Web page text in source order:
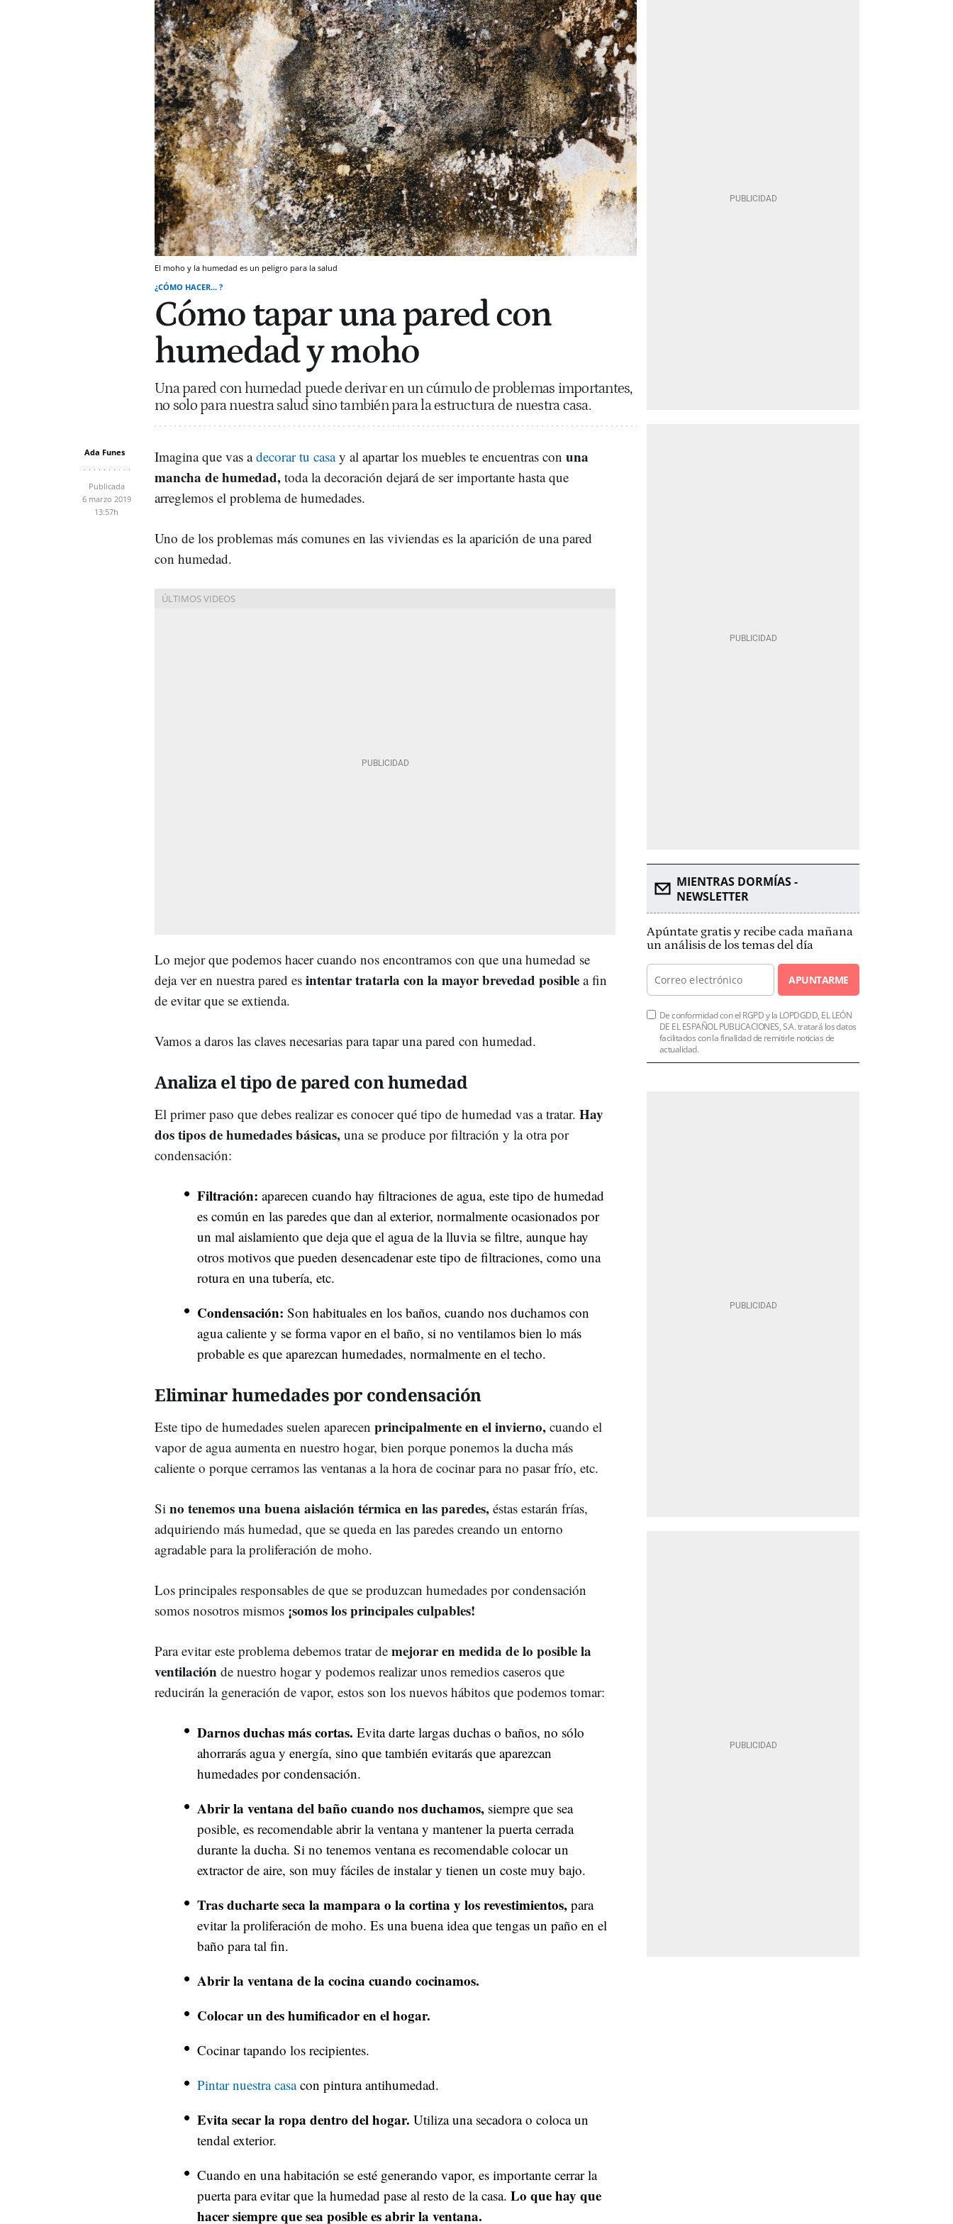
El moho y la humedad es un peligro para la salud
¿CÓMO HACER... ?
Cómo tapar una pared con
humedad y moho
Una pared con humedad puede derivar en un cúmulo de problemas importantes,
no solo para nuestra salud sino también para la estructura de nuestra casa.
Ada Funes
Publicada
6 marzo 2019
13:57h
Imagina que vas adecorar tu casay al apartar los muebles te encuentras con una
mancha de humedad, toda la decoración dejará de ser importante hasta que
arreglemos el problema de humedades.
Uno de los problemas más comunes en las viviendas es la aparición de una pared
con humedad.
Lo mejor que podemos hacer cuando nos encontramos con que una humedad se
deja ver en nuestra pared es intentar tratarla con la mayor brevedad posible a fin
de evitar que se extienda.
Vamos a daros las claves necesarias para tapar una pared con humedad.
Analiza el tipo de pared con humedad
El primer paso que debes realizar es conocer qué tipo de humedad vas a tratar. Hay
dos tipos de humedades básicas, una se produce por filtración y la otra por
condensación:
Filtración: aparecen cuando hay filtraciones de agua, este tipo de humedad
es común en las paredes que dan al exterior, normalmente ocasionados por
un mal aislamiento que deja que el agua de la lluvia se filtre, aunque hay
otros motivos que pueden desencadenar este tipo de filtraciones, como una
rotura en una tubería, etc.
Condensación: Son habituales en los baños, cuando nos duchamos con
agua caliente y se forma vapor en el baño, si no ventilamos bien lo más
probable es que aparezcan humedades, normalmente en el techo.
Eliminar humedades por condensación
Este tipo de humedades suelen aparecen principalmente en el invierno, cuando el
vapor de agua aumenta en nuestro hogar, bien porque ponemos la ducha más
caliente o porque cerramos las ventanas a la hora de cocinar para no pasar frío, etc.
Si no tenemos una buena aislación térmica en las paredes, éstas estarán frías,
adquiriendo más humedad, que se queda en las paredes creando un entorno
agradable para la proliferación de moho.
Los principales responsables de que se produzcan humedades por condensación
somos nosotros mismos ¡somos los principales culpables!
Para evitar este problema debemos tratar de mejorar en medida de lo posible la
ventilación de nuestro hogar y podemos realizar unos remedios caseros que
reducirán la generación de vapor, estos son los nuevos hábitos que podemos tomar:
Darnos duchas más cortas. Evita darte largas duchas o baños, no sólo
ahorrarás agua y energía, sino que también evitarás que aparezcan
humedades por condensación.
Abrir la ventana del baño cuando nos duchamos, siempre que sea
posible, es recomendable abrir la ventana y mantener la puerta cerrada
durante la ducha. Si no tenemos ventana es recomendable colocar un
extractor de aire, son muy fáciles de instalar y tienen un coste muy bajo.
Tras ducharte seca la mampara o la cortina y los revestimientos, para
evitar la proliferación de moho. Es una buena idea que tengas un paño en el
baño para tal fin.
Abrir la ventana de la cocina cuando cocinamos.
Colocar un des humificador en el hogar.
Cocinar tapando los recipientes.
Pintar nuestra casacon pintura antihumedad.
Evita secar la ropa dentro del hogar. Utiliza una secadora o coloca un
tendal exterior.
Cuando en una habitación se esté generando vapor, es importante cerrar la
puerta para evitar que la humedad pase al resto de la casa. Lo que hay que
hacer siempre que sea posible es abrir la ventana.
MIENTRAS DORMÍAS -
NEWSLETTER
Apúntate gratis y recibe cada mañana
un análisis de los temas del día
APUNTARME
De conformidad con el RGPD y la LOPDGDD, EL LEÓN
DE EL ESPAÑOL PUBLICACIONES, S.A. tratará los datos
facilitados con la finalidad de remitirle noticias de
actualidad.